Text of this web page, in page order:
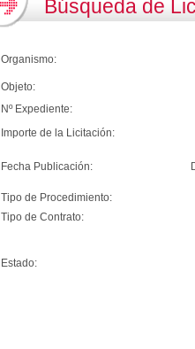
Búsqueda de
Organismo:
Objeto:
Nº Expediente:
Importe de la Licitación:
Fecha Publicación:
Tipo de Procedimiento:
Tipo de Contrato:
Estado: